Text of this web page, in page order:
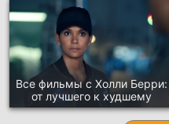
Все фильмы с Холли Берри:
от лучшего к худшему